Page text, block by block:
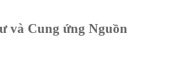
và Cung ứng Nguồn